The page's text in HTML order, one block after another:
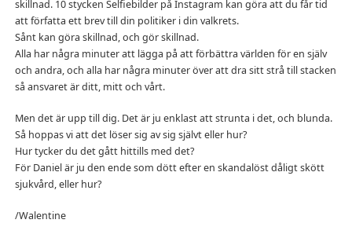
skillnad. 10 stycken Selfiebilder på Instagram kan göra att du får tid
att författa ett brev till din politiker i din valkrets.
Sånt kan göra skillnad, och gör skillnad.
Alla har några minuter att lägga på att förbättra världen för en själv
och andra, och alla har några minuter över att dra sitt strå till stacken
så ansvaret är ditt, mitt och vårt.
Men det är upp till dig. Det är ju enklast att strunta i det, och blunda.
Så hoppas vi att det löser sig av sig självt eller hur?
Hur tycker du det gått hittills med det?
För Daniel är ju den ende som dött efter en skandalöst dåligt skött
sjukvård, eller hur?
/Walentine